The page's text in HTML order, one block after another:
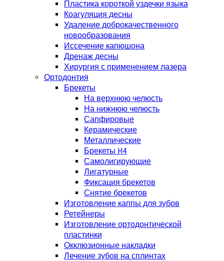
Пластика короткой уздечки языка
Коагуляция десны
Удаление доброкачественного
новообразования
Иссечение капюшона
Дренаж десны
Хирургия с применением лазера
Ортодонтия
Брекеты
На верхнюю челюсть
На нижнюю челюсть
Сапфировые
Керамические
Металлические
Брекеты H4
Самолигирующие
Лигатурные
Фиксация брекетов
Снятие брекетов
Изготовление каппы для зубов
Ретейнеры
Изготовление ортодонтической
пластинки
Окклюзионные накладки
Лечение зубов на сплинтах